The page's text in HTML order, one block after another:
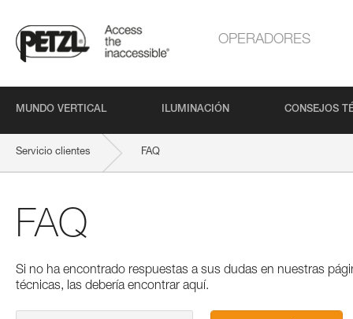
OPERADORES
MUNDO VERTICAL ILUMINACIÓN CONSEJOS
Servicio clientes FAQ
FAQ
Si no ha encontrado respuestas a sus dudas en nuestras
técnicas, las debería encontrar aquí.